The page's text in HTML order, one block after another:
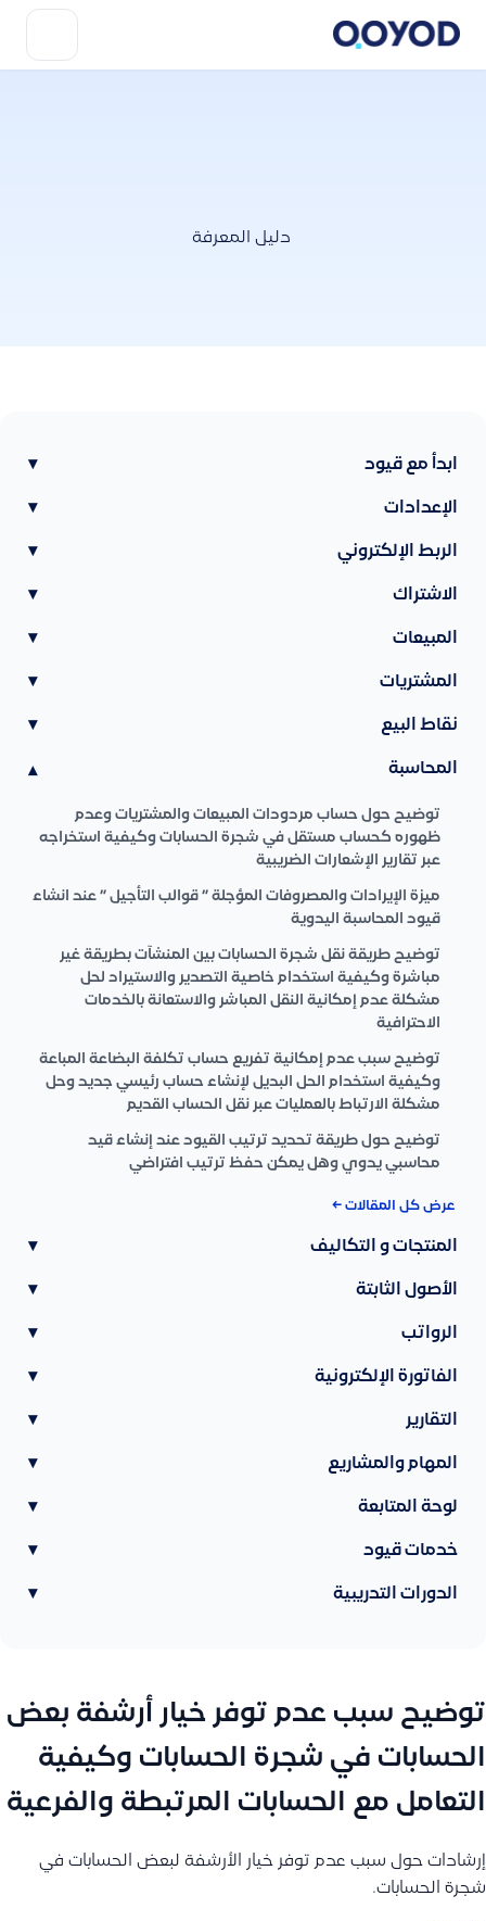
دليل المعرفة
ابدأ مع قيود ▾
الإعدادات ▾
الربط الإلكتروني ▾
الاشتراك ▾
المبيعات ▾
المشتريات ▾
نقاط البيع ▾
المحاسبة ▾
توضيح حول حساب مردودات المبيعات والمشتريات وعدم
ظهوره كحساب مستقل في شجرة الحسابات وكيفية استخراجه
عبر تقارير الإشعارات الضريبية
ميزة الإيرادات والمصروفات المؤجلة ” قوالب التأجيل ” عند انشاء
قيود المحاسبة اليدوية
توضيح طريقة نقل شجرة الحسابات بين المنشآت بطريقة غير
مباشرة وكيفية استخدام خاصية التصدير والاستيراد لحل
مشكلة عدم إمكانية النقل المباشر والاستعانة بالخدمات
الاحترافية
توضيح سبب عدم إمكانية تفريع حساب تكلفة البضاعة المباعة
وكيفية استخدام الحل البديل لإنشاء حساب رئيسي جديد وحل
مشكلة الارتباط بالعمليات عبر نقل الحساب القديم
توضيح حول طريقة تحديد ترتيب القيود عند إنشاء قيد
محاسبي يدوي وهل يمكن حفظ ترتيب افتراضي
عرض كل المقالات ←
المنتجات و التكاليف ▾
الأصول الثابتة ▾
الرواتب ▾
الفاتورة الإلكترونية ▾
التقارير ▾
المهام والمشاريع ▾
لوحة المتابعة ▾
خدمات قيود ▾
الدورات التدريبية ▾
توضيح سبب عدم توفر خيار أرشفة بعض
الحسابات في شجرة الحسابات وكيفية
التعامل مع الحسابات المرتبطة والفرعية
إرشادات حول سبب عدم توفر خيار الأرشفة لبعض الحسابات في
شجرة الحسابات.